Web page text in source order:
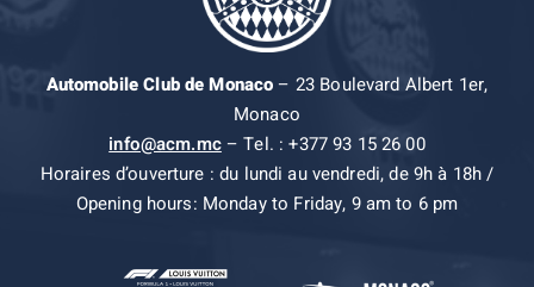
Automobile Club de Monaco– 23 Boulevard Albert 1er,
Monaco
info@acm.mc– Tel. : +377 93 15 26 00
Horaires d’ouverture : du lundi au vendredi, de 9h à 18h /
Opening hours: Monday to Friday, 9 am to 6 pm